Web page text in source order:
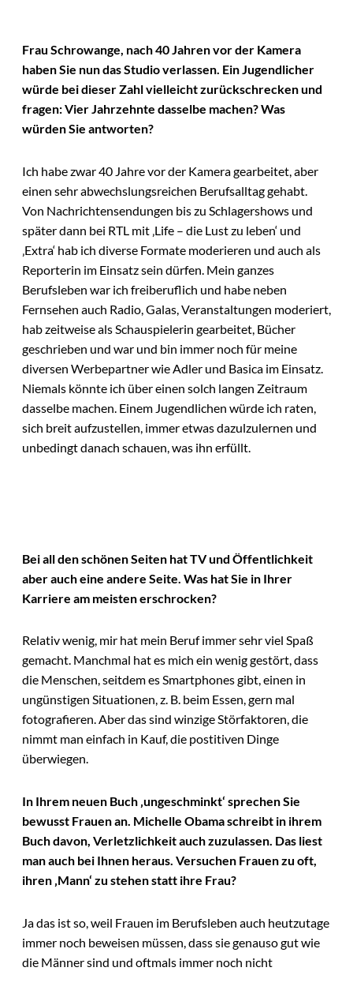
Frau Schrowange, nach 40 Jahren vor der Kamera
haben Sie nun das Studio verlassen. Ein Jugendlicher
würde bei dieser Zahl vielleicht zurückschrecken und
fragen: Vier Jahrzehnte dasselbe machen? Was
würden Sie antworten?
Ich habe zwar 40 Jahre vor der Kamera gearbeitet, aber
einen sehr abwechslungsreichen Berufsalltag gehabt.
Von Nachrichtensendungen bis zu Schlagershows und
später dann bei RTL mit ‚Life – die Lust zu leben‘ und
‚Extra‘ hab ich diverse Formate moderieren und auch als
Reporterin im Einsatz sein dürfen. Mein ganzes
Berufsleben war ich freiberuflich und habe neben
Fernsehen auch Radio, Galas, Veranstaltungen moderiert,
hab zeitweise als Schauspielerin gearbeitet, Bücher
geschrieben und war und bin immer noch für meine
diversen Werbepartner wie Adler und Basica im Einsatz.
Niemals könnte ich über einen solch langen Zeitraum
dasselbe machen. Einem Jugendlichen würde ich raten,
sich breit aufzustellen, immer etwas dazulzulernen und
unbedingt danach schauen, was ihn erfüllt.
Bei all den schönen Seiten hat TV und Öffentlichkeit
aber auch eine andere Seite. Was hat Sie in Ihrer
Karriere am meisten erschrocken?
Relativ wenig, mir hat mein Beruf immer sehr viel Spaß
gemacht. Manchmal hat es mich ein wenig gestört, dass
die Menschen, seitdem es Smartphones gibt, einen in
ungünstigen Situationen, z. B. beim Essen, gern mal
fotografieren. Aber das sind winzige Störfaktoren, die
nimmt man einfach in Kauf, die postitiven Dinge
überwiegen.
In Ihrem neuen Buch ‚ungeschminkt‘ sprechen Sie
bewusst Frauen an. Michelle Obama schreibt in ihrem
Buch davon, Verletzlichkeit auch zuzulassen. Das liest
man auch bei Ihnen heraus. Versuchen Frauen zu oft,
ihren ‚Mann‘ zu stehen statt ihre Frau?
Ja das ist so, weil Frauen im Berufsleben auch heutzutage
immer noch beweisen müssen, dass sie genauso gut wie
die Männer sind und oftmals immer noch nicht